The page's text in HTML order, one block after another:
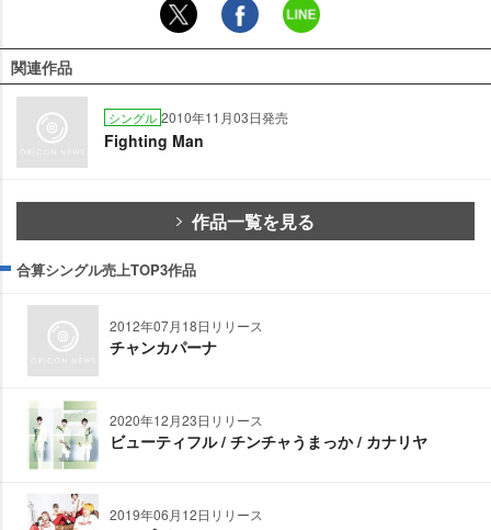
関連作品
シングル 2010年11月03日発売
Fighting Man
作品一覧を見る
合算シングル売上TOP3作品
2012年07月18日リリース
チャンカパーナ
2020年12月23日リリース
ビューティフル / チンチャうまっか / カナリヤ
2019年06月12日リリース